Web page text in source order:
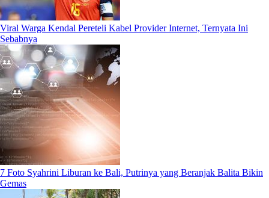
Viral Warga Kendal Pereteli Kabel Provider Internet, Ternyata Ini
Sebabnya
7 Foto Syahrini Liburan ke Bali, Putrinya yang Beranjak Balita Bikin
Gemas